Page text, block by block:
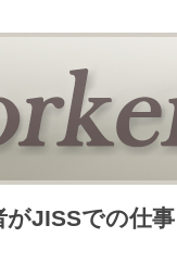
JISSでの仕